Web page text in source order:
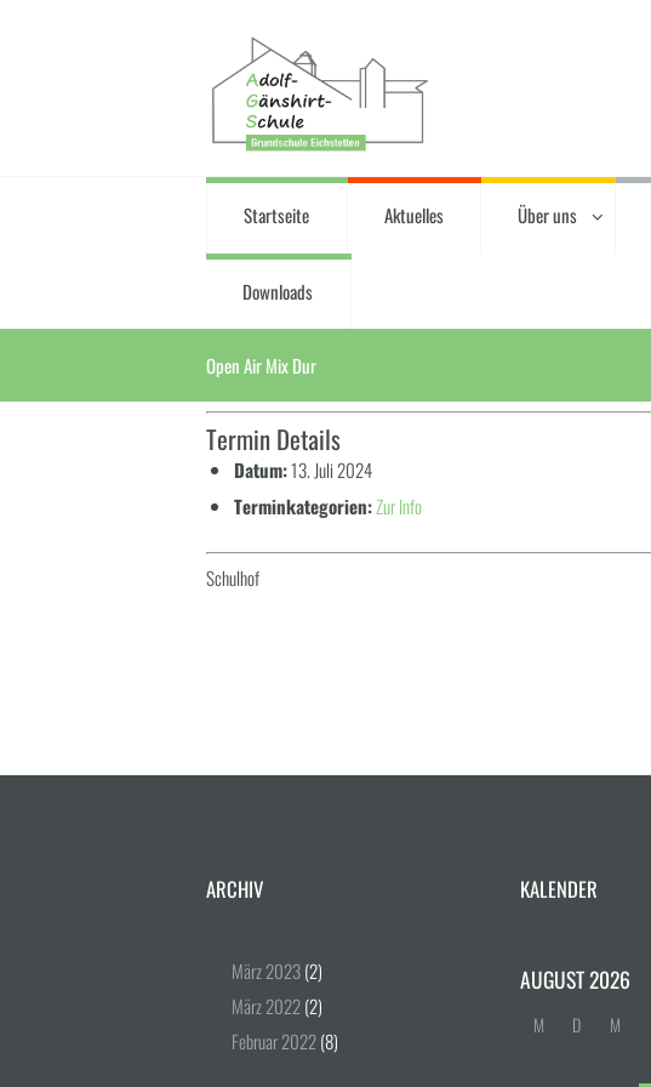
Startseite Aktuelles Über uns
Downloads
Open Air Mix Dur
Termin Details
Datum:13. Juli 2024
Terminkategorien:Zur Info
Schulhof
ARCHIV
März2023(2)
März2022(2)
Februar2022(8)
KALENDER
AUGUST2026
M D M